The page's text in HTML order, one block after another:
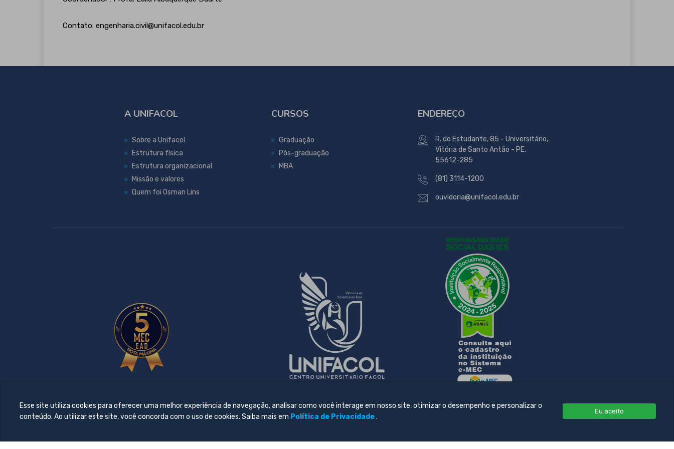
Contato: engenharia.civil@unifacol.edu.br
A UNIFACOL
Sobre a Unifacol
Estrutura física
Estrutura organizacional
Missão e valores
Quem foi Osman Lins
CURSOS
Graduação
Pós-graduação
MBA
ENDEREÇO
R. do Estudante, 85 - Universitário,
Vitória de Santo Antão - PE,
55612-285
(81) 3114-1200
ouvidoria@unifacol.edu.br
Esse site utiliza cookies para oferecer uma melhor experiência de navegação, analisar como você interage em nosso site, otimizar o desempenho e personalizar o
conteúdo. Ao utilizar este site, você concorda com o uso de cookies. Saiba mais em Política de Privacidade .
Eu aceito